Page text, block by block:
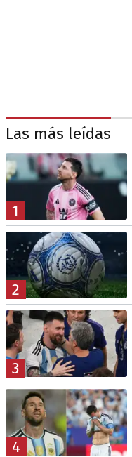
Las más leídas
1
2
3
4